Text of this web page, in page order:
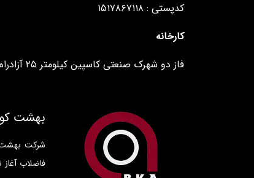
کدپستی : ۱۵۱۷۸۶۷۱۱۸
کارخانه
فاز دو شهرک صنعتی کاسپین کیلومتر ۲۵ آزادراه قزوین تهران – ایران
بهشت
فاضلاب